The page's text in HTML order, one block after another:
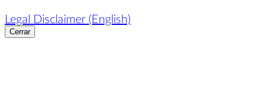
Legal Disclaimer (English)
Cerrar